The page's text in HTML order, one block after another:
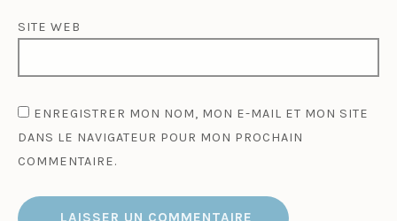
SITE WEB
ENREGISTRER MON NOM, MON E-MAIL ET MON SITE
DANS LE NAVIGATEUR POUR MON PROCHAIN
COMMENTAIRE.